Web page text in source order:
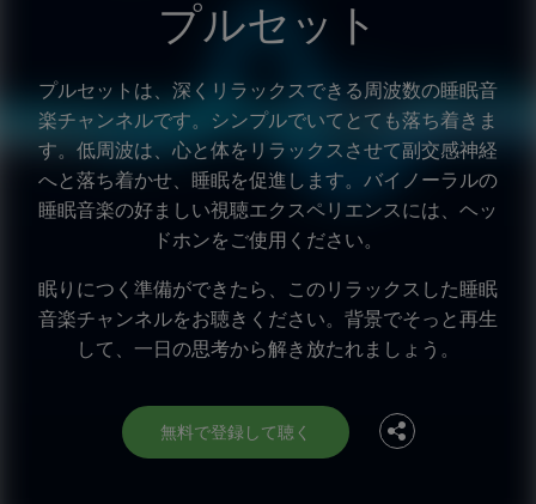
プルセット
プルセットは、深くリラックスできる周波数の睡眠音
楽チャンネルです。シンプルでいてとても落ち着きま
す。低周波は、心と体をリラックスさせて副交感神経
へと落ち着かせ、睡眠を促進します。バイノーラルの
睡眠音楽の好ましい視聴エクスペリエンスには、ヘッ
ドホンをご使用ください。
眠りにつく準備ができたら、このリラックスした睡眠
音楽チャンネルをお聴きください。背景でそっと再生
して、一日の思考から解き放たれましょう。
無料で登録して聴く
Facebook
Twitter